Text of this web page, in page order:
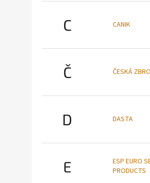
C CANIK
Č ČESKÁ
D DASTA
E
ESP EURO
PRODUCTS